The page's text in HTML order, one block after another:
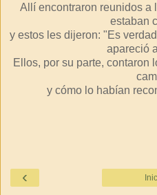
Allí encontraron reunidos a
estaban
y estos les dijeron: "Es
apareció
Ellos, por su parte, contaron
y cómo lo habían
‹